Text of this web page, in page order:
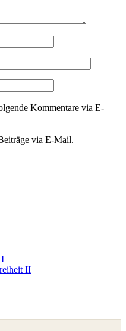
Kommentare via E-
via E-Mail.
I
II